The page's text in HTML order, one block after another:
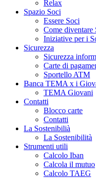
Relax
Spazio Soci
Essere Soci
Come diventare
Iniziative per i
Sicurezza
Sicurezza
Carte di
Sportello ATM
Banca TEMA x i
TEMA Giovani
Contatti
Blocco carte
Contatti
La Sostenibilià
La Sostenibilità
Strumenti utili
Calcolo Iban
Calcola il mutuo
Calcolo TAEG